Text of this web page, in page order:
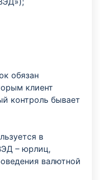
обязан
клиент
контроль бывает
в
– юрлиц,
валютной